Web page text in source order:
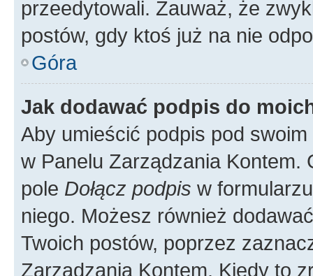
przeedytowali. Zauważ, że
postów, gdy ktoś już na nie
Góra
Jak dodawać podpis do
Aby umieścić podpis pod
w Panelu Zarządzania
pole Dołącz podpis w
niego. Możesz również
Twoich postów, poprzez
Zarządzania Kontem. Kiedy to